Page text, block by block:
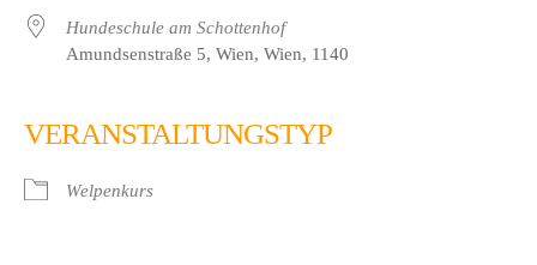
Hundeschule am Schottenhof
Amundsenstraße 5, Wien, Wien, 1140
VERANSTALTUNGSTYP
Welpenkurs